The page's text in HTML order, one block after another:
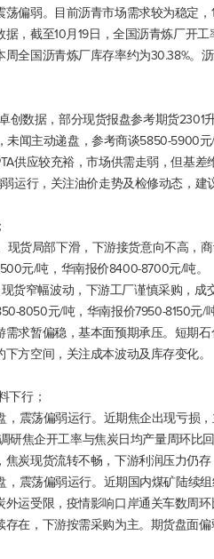
荡偏弱。目前沥青市场需求较为稳定
，截至10月19日，全国沥青炼厂开
全国沥青炼厂库存率约为30.38%。沥
创数据，部分现货报盘参考期货
未闻主动递盘，参考商谈5850-5900
供应较充裕，市场供需走弱，但基
运行，关注油价走势及检修动态，建
现货局部下滑，下游接货意向不高
元/吨，华南报价8400-8700元/吨。
现货窄幅波动，下游工厂谨慎采购，
8050元/吨，华南报价7950-8150元/吨
需求暂偏稳，基本面预期承压。短期
方空间，关注成本波动及库存变化。
下行；
，震荡偏弱运行。近期焦企出现亏损
研焦企开工率与焦炭日均产量周环比
炭现货流转不畅，下游利润压力仍存
，震荡偏弱运行。近期国内煤矿陆续
外运受限，疫情影响口岸通关车数周
在，下游按需采购为主。期货盘面偏